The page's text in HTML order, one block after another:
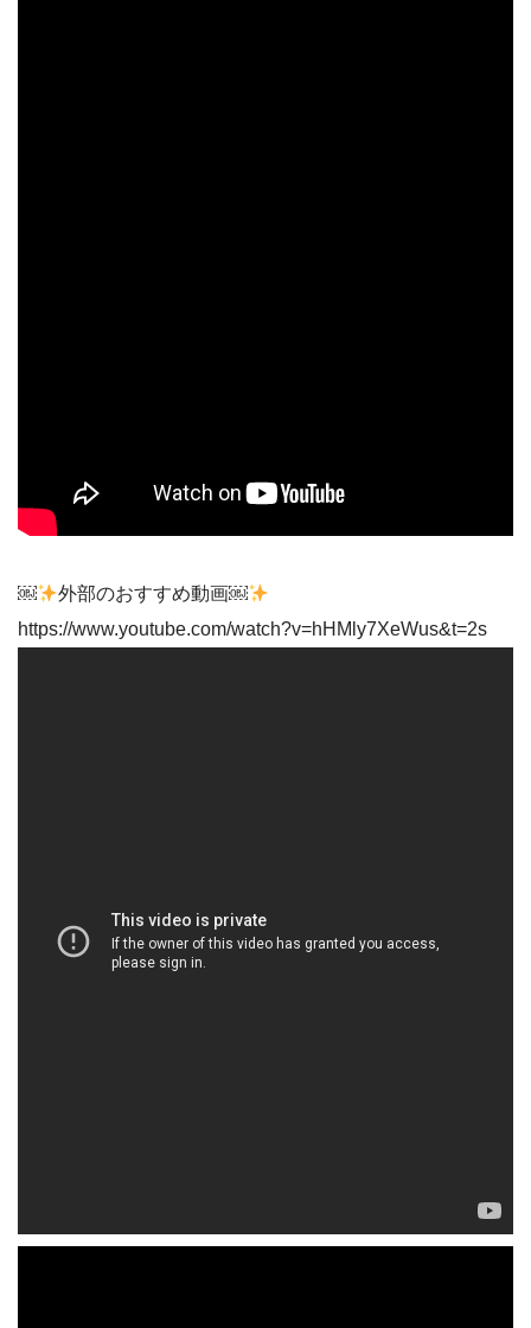
￼
外部のおすすめ動画￼
https://www.youtube.com/watch?v=hHMly7XeWus&t=2s